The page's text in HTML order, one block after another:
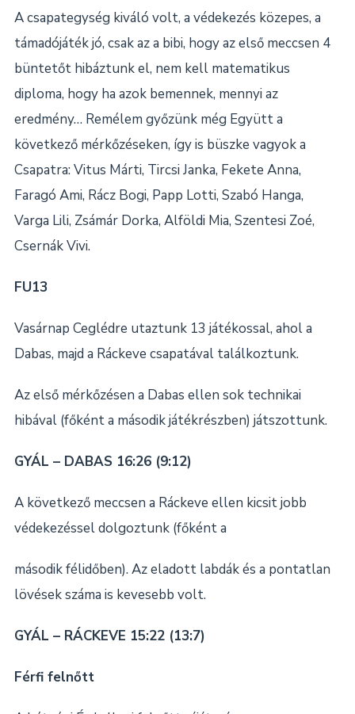
A csapategység kiváló volt, a védekezés közepes, a
támadójáték jó, csak az a bibi, hogy az első meccsen 4
büntetőt hibáztunk el, nem kell matematikus
diploma, hogy ha azok bemennek, mennyi az
eredmény… Remélem győzünk még Együtt a
következő mérkőzéseken, így is büszke vagyok a
Csapatra: Vitus Márti, Tircsi Janka, Fekete Anna,
Faragó Ami, Rácz Bogi, Papp Lotti, Szabó Hanga,
Varga Lili, Zsámár Dorka, Alföldi Mia, Szentesi Zoé,
Csernák Vivi.
FU13
Vasárnap Ceglédre utaztunk 13 játékossal, ahol a
Dabas, majd a Ráckeve csapatával találkoztunk.
Az első mérkőzésen a Dabas ellen sok technikai
hibával (főként a második játékrészben) játszottunk.
GYÁL – DABAS 16:26 (9:12)
A következő meccsen a Ráckeve ellen kicsit jobb
védekezéssel dolgoztunk (főként a
második félidőben). Az eladott labdák és a pontatlan
lövések száma is kevesebb volt.
GYÁL – RÁCKEVE 15:22 (13:7)
Férfi felnőtt